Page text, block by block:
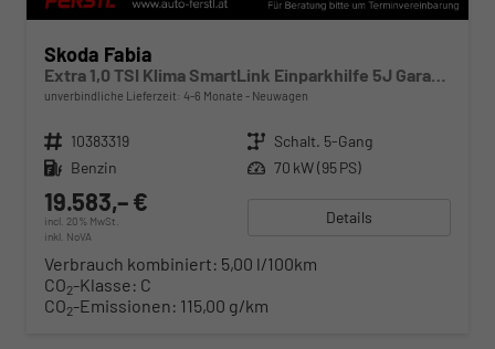
Skoda Fabia
Extra 1,0 TSI Klima SmartLink Einparkhilfe 5J Garantie LED Scheinwerfer Bluetooth
unverbindliche Lieferzeit: 4-6 Monate Neuwagen
Fahrzeugnr. 10383319 Getriebe Schalt. 5-Gang
Kraftstoff Benzin Leistung 70 kW (95 PS)
19.583,– €
incl. 20% MwSt.
inkl. NoVA
Details
Verbrauch kombiniert: 5,00 l/100km
CO2-Klasse: C
CO2-Emissionen: 115,00 g/km